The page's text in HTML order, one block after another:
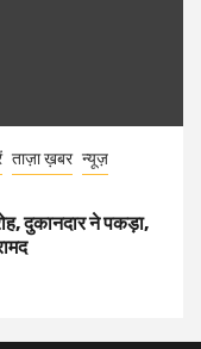
ताज़ा ख़बर न्यूज़
दुकानदार ने पकड़ा,